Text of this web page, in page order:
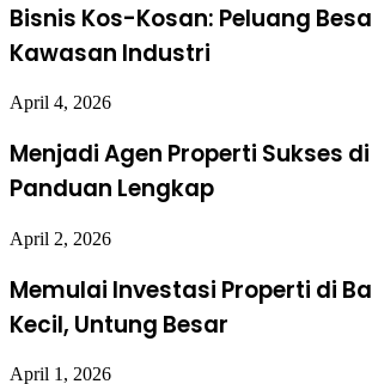
Bisnis Kos-Kosan: Peluang
Kawasan Industri
April 4, 2026
Menjadi Agen Properti Sukses
Panduan Lengkap
April 2, 2026
Memulai Investasi Properti di
Kecil, Untung Besar
April 1, 2026